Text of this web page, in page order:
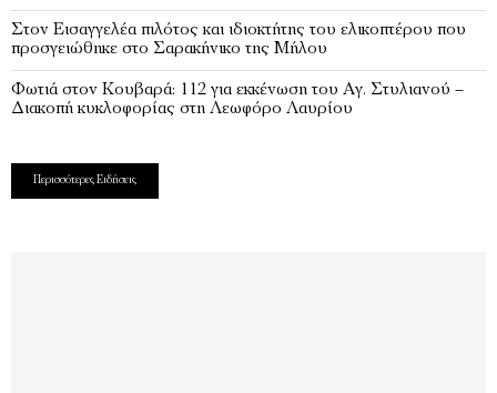
Στον Εισαγγελέα πιλότος και ιδιοκτήτης του ελικοπτέρου που
προσγειώθηκε στο Σαρακήνικο της Μήλου
Φωτιά στον Κουβαρά: 112 για εκκένωση του Αγ. Στυλιανού –
Διακοπή κυκλοφορίας στη Λεωφόρο Λαυρίου
Περισσότερες Ειδήσεις